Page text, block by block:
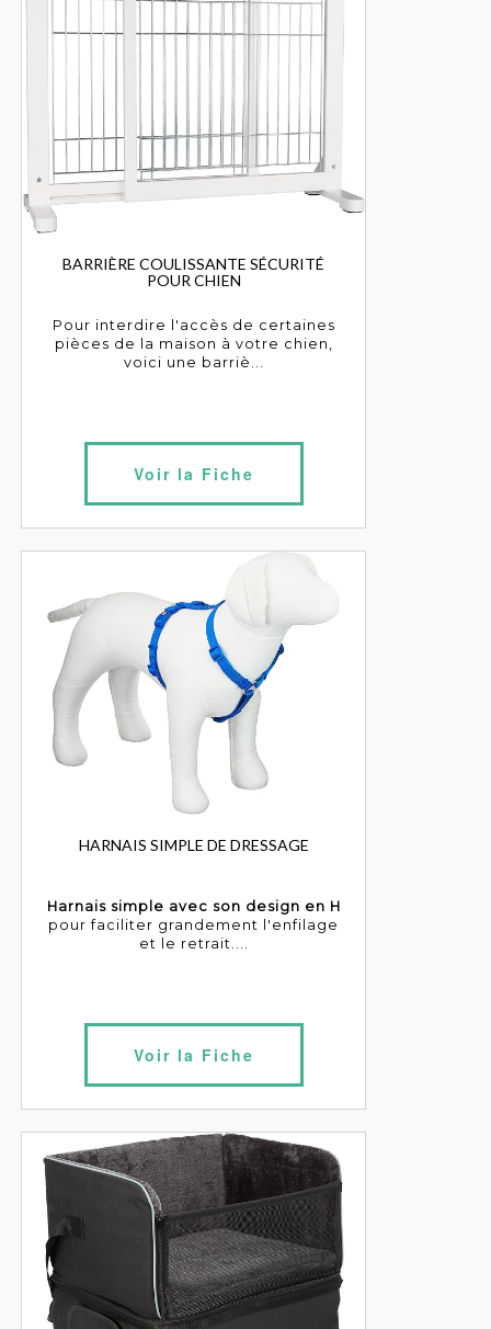
BARRIÈRE COULISSANTE SÉCURITÉ
POUR CHIEN
Pour interdire l'accès de certaines
pièces de la maison à votre chien,
voici une barriè...
Voir la Fiche
HARNAIS SIMPLE DE DRESSAGE
Harnais simple avec son design en H
pour faciliter grandement l'enfilage
et le retrait....
Voir la Fiche